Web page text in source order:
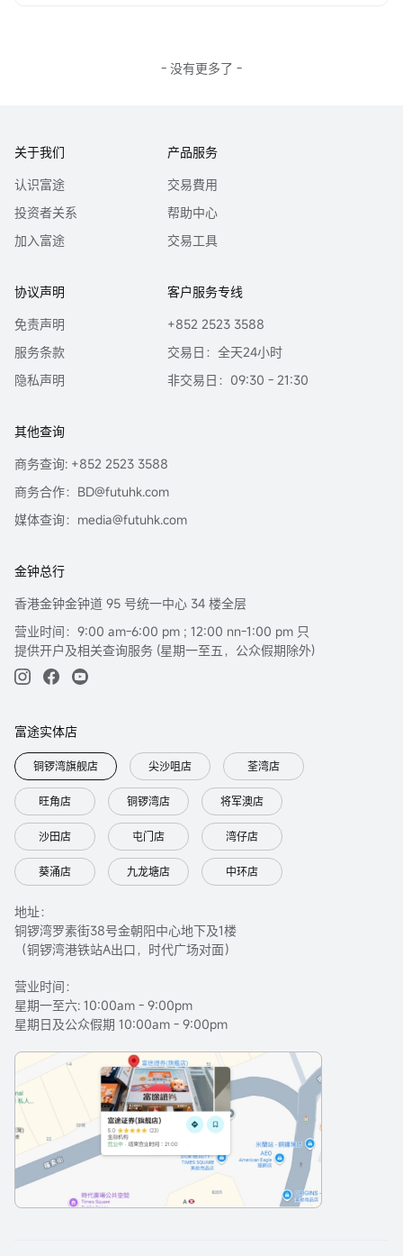
观黑天鹅带来的血洗，市场用最残酷也最直接的方式告诉我
免、甚至每一次推文，都成为了市场的 Alpha 和 Beta。
如果说 2024 年的特朗普还只是加密社区眼中的大好友候选
人，那么 2025 年他已彻底进化为规则的改写者。从年初默认
Trump Coin的市场炒作，到后来Trump 家族亲...
- 没有更多了 -
关于我们
认识富途
投资者关系
加入富途
产品服务
交易費用
帮助中心
交易工具
协议声明
免责声明
服务条款
隐私声明
客户服务专线
+852 2523 3588
交易日：全天24小时
非交易日：09:30 - 21:30
其他查询
商务查询: +852 2523 3588
商务合作：BD@futuhk.com
媒体查询：media@futuhk.com
金钟总行
香港金钟金钟道 95 号统一中心 34 楼全层
营业时间：9:00 am-6:00 pm ; 12:00 nn-1:00 pm 只
提供开户及相关查询服务 (星期一至五，公众假期除外)
富途实体店
铜锣湾旗舰店 尖沙咀店 荃湾店
旺角店 铜锣湾店 将军澳店
沙田店 屯门店 湾仔店
葵涌店 九龙塘店 中环店
地址：
铜锣湾罗素街38号金朝阳中心地下及1楼
（铜锣湾港铁站A出口，时代广场对面）
营业时间：
星期一至六: 10:00am - 9:00pm
星期日及公众假期 10:00am - 9:00pm